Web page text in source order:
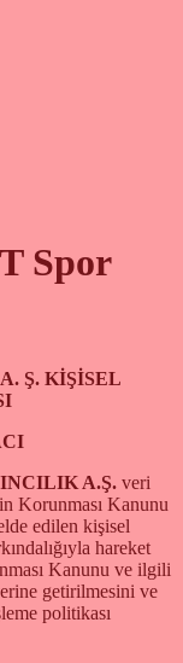
Spor
Ş. KİŞİSEL
A.Ş. veri
Korunması Kanunu
edilen kişisel
hareket
Kanunu ve ilgili
getirilmesini ve
politikası